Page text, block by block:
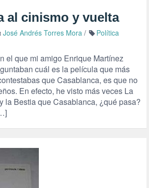
al cinismo y vuelta
José Andrés Torres Mora /
Política
el que mi amigo Enrique Martínez
cuál es la película que más
que Casablanca, es que no
En efecto, he visto más veces La
la Bestia que Casablanca, ¿qué pasa?